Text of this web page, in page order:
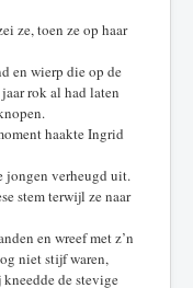
ze, toen ze op haar
en wierp die op de
rok al had laten
haakte Ingrid
jongen verheugd uit.
stem terwijl ze naar
en wreef met z’n
niet stijf waren,
de stevige